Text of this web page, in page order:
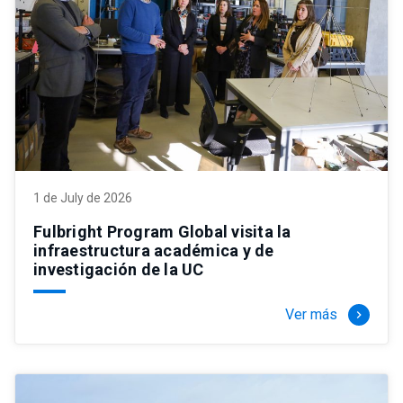
1 de July de 2026
Fulbright Program Global visita la
infraestructura académica y de
investigación de la UC
Ver más keyboard_arrow_right